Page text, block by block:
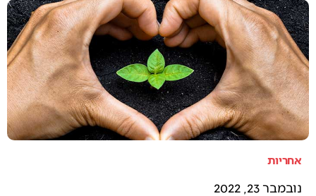
אחריות
נובמבר 23, 2022